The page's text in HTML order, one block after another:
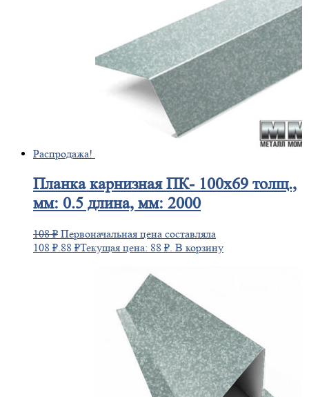
Распродажа!
Планкакарнизная ПК- 100х69 толщ.,
мм: 0.5 длина, мм: 2000
108₽ Первоначальная цена составляла
108 ₽. 88 ₽Текущая цена: 88 ₽. В корзину